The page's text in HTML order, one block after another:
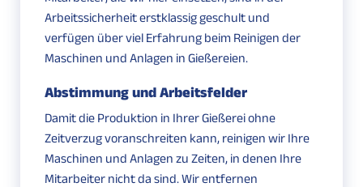
Arbeitssicherheit erstklassig geschult und
verfügen über viel Erfahrung beim Reinigen der
Maschinen und Anlagen in Gießereien.
Abstimmung und Arbeitsfelder
Damit die Produktion in Ihrer Gießerei ohne
Zeitverzug voranschreiten kann, reinigen wir Ihre
Maschinen und Anlagen zu Zeiten, in denen Ihre
Mitarbeiter nicht da sind. Wir entfernen